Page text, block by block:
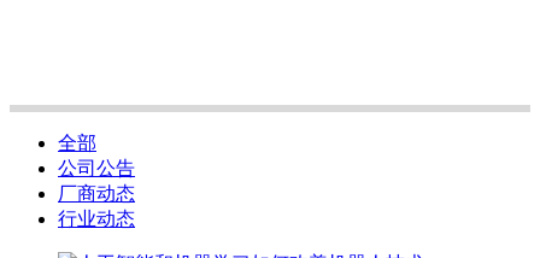
全部
公司公告
厂商动态
行业动态